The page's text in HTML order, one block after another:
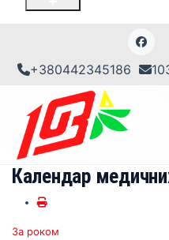
+380442345186
Календар
За роком